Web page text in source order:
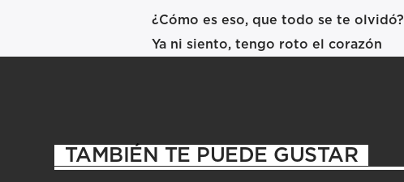
¿Cómo es eso, que todo se te olvidó?
Ya ni siento, tengo roto el corazón
TAMBIÉN TE PUEDE GUSTAR